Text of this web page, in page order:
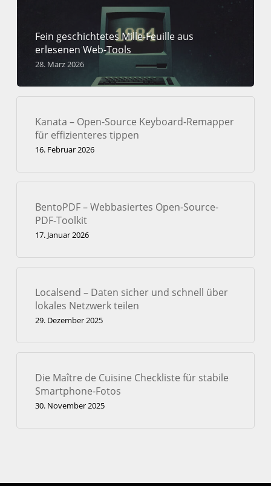
Fein geschichtetes Mille-Feuille aus
erlesenen Web-Tools
28. März 2026
Kanata – Open-Source Keyboard-Remapper
für effizienteres tippen
16. Februar 2026
BentoPDF – Webbasiertes Open-Source-
PDF-Toolkit
17. Januar 2026
Localsend – Daten sicher und schnell über
lokales Netzwerk teilen
29. Dezember 2025
Die Maître de Cuisine Checkliste für stabile
Smartphone-Fotos
30. November 2025